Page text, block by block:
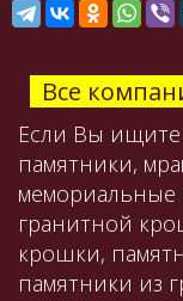
Все
Если Вы ищите
памятники,
мемориальные
гранитной
крошки,
памятники из